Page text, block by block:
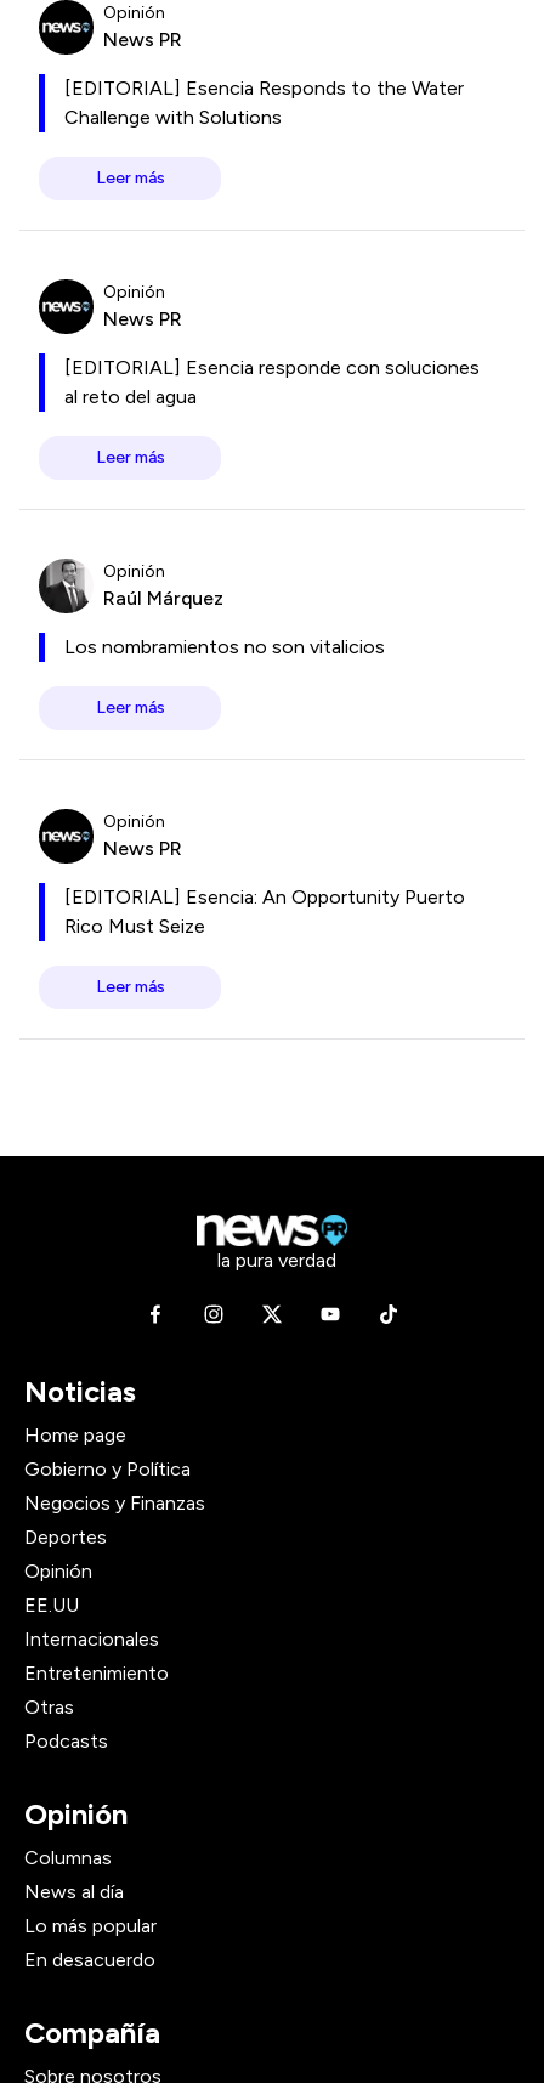
Opinión
News PR
[EDITORIAL] Esencia Responds to the Water
Challenge with Solutions
Leer más
Opinión
News PR
[EDITORIAL] Esencia responde con soluciones
al reto del agua
Leer más
Opinión
Raúl Márquez
Los nombramientos no son vitalicios
Leer más
Opinión
News PR
[EDITORIAL] Esencia: An Opportunity Puerto
Rico Must Seize
Leer más
la pura verdad
Noticias
Home page
Gobierno y Política
Negocios y Finanzas
Deportes
Opinión
EE.UU
Internacionales
Entretenimiento
Otras
Podcasts
Opinión
Columnas
News al día
Lo más popular
En desacuerdo
Compañía
Sobre nosotros